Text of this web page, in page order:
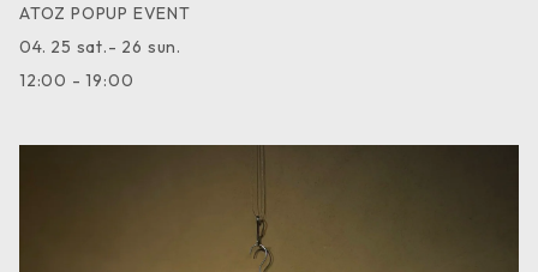
ATOZ POPUP EVENT
04. 25 sat.- 26 sun.
12:00 - 19:00